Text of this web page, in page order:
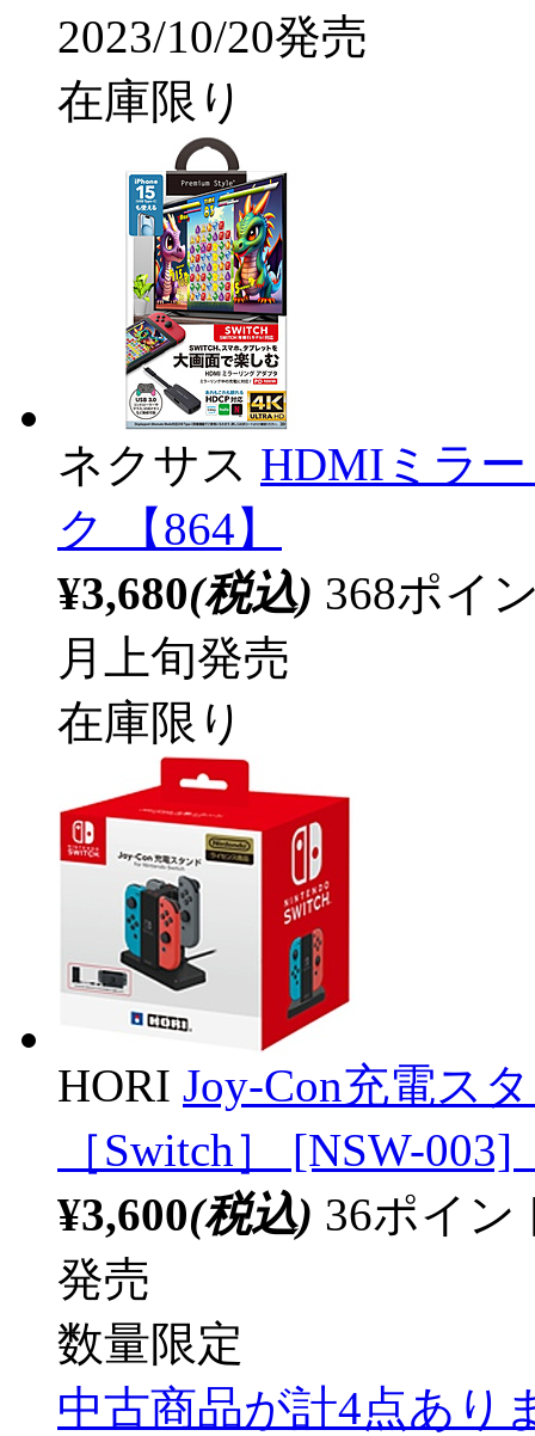
2023/10/20発売
在庫限り
ネクサス HDMIミラ
ク 【864】
¥3,680(税込) 368ポイ
月上旬発売
在庫限り
HORI Joy-Con充電ス
［Switch］ [NSW-003]
¥3,600(税込) 36ポイ
発売
数量限定
中古商品が計4点あり